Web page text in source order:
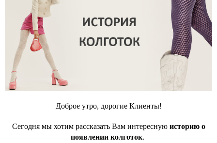
Доброе утро, дорогие Клиенты!
Сегодня мы хотим рассказать Вам интересную историю о
появлении колготок.